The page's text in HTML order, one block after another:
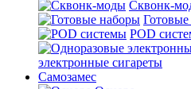
Сквонк-
POD
электронные сигареты
Самозамес